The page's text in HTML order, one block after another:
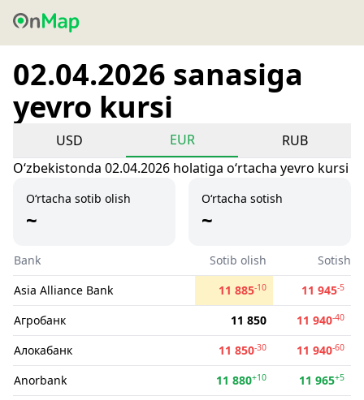
02.04.2026 sanasiga
yevro kursi
USD EUR
RUB
Oʻzbekistonda 02.04.2026 holatiga oʻrtacha yevro kursi
O‘rtacha sotib olish
~
O‘rtacha sotish
~
Bank Sotib olish
Sotish
Asia Alliance Bank
11 885-10 11 945-5
Агробанк 11 850 11 940-40
Алокабанк 11 850-30 11 940-60
Anorbank 11 880+10 11 965+5